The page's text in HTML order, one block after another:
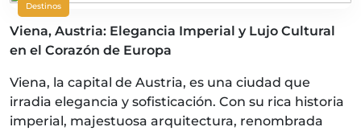
Destinos
Viena, Austria: Elegancia Imperial y Lujo Cultural
en el Corazón de Europa
Viena, la capital de Austria, es una ciudad que
irradia elegancia y sofisticación. Con su rica historia
imperial, majestuosa arquitectura, renombrada